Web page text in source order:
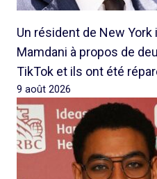
Un résident de New
Mamdani à propos de
TikTok et ils ont été
9 août 2026